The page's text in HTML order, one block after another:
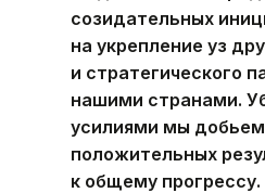
созидательных
на укрепление уз
и стратегического
нашими странами.
усилиями мы
положительных
к общему